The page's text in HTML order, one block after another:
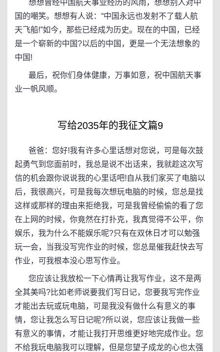
想想曾经中国航天事业经历的风雨，想想别人对中
国的嘲笑。想想有人说：“中国永远也发射不了载人航
天飞船!”如今，那些已经成为历史。现在的中国，已经
是一个崭新的中国?以后的中国，更是一个无法想象的
中国!
最后，祝你们身体健康，万事如意，祝中国航天事
业一帆风顺。
写给2035年的我征文篇9
爸爸：您好!我有许多心里话想对您说，可是每次鼓
起勇气到您面前时，我总是说不出话来，我就趁这次写
信的机会跟你说说我的心里话吧!自从我们家买了电脑以
后，我很高兴，可是我每次想玩电脑的时候，您总是找
这样或那样的理由来拒绝我，可是我曾经偷偷的看了您
在上网的时候，你竟然在打扑克，我真觉得不公平，你
娱乐，我为什么不能娱乐呢?只有在双休日才可以勉强
玩一会，当我没写完作业的时候，您总是催我赶快去写
作业，可我根本没心思写作业。
您应该让我放松一下心情再让我写作业，这不是两
全其美吗?比如老师说要我们写日记，您要我写完作业
才能出去玩或玩电脑，可是我没有做什么有意义的事
情，您让我怎么写日记呢?所以说，您应该让我做一些
有意义的事情，才能让我打开思维更好地完成作业。您
不给我玩电脑我可以理解，但是您望子成龙的心也太强